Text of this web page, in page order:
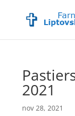
2021
nov 28, 2021